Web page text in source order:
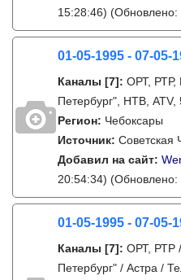
15:28:46) (Обновлено:
01-05-1995 - 07-05-
Каналы [7]: ОРТ, РТР,
Петербург", НТВ, ATV,
Регион: Чебоксары
Источник: Советская
Добавил на сайт:
20:54:34) (Обновлено:
01-05-1995 - 07-05-
Каналы [7]: ОРТ, РТР
Петербург" / Астра /